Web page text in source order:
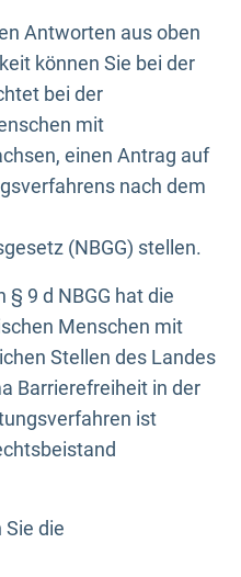
Antworten aus oben
können Sie bei der
bei der
mit
einen Antrag auf
nach dem
(NBGG) stellen.
9 d NBGG hat die
Menschen mit
Stellen des Landes
Barrierefreiheit in der
ist
die